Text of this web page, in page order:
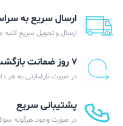
ارسال سریع به
ارسال و تحویل سریع
۷ روز ضمانت بازگشت
در صورت نارضایتی به هر
پشتیبانی سریع
در صورت وجود هرگونه